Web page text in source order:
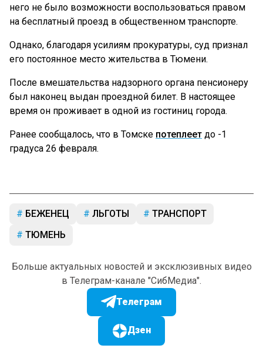
него не было возможности воспользоваться правом
на бесплатный проезд в общественном транспорте.
Однако, благодаря усилиям прокуратуры, суд признал
его постоянное место жительства в Тюмени.
После вмешательства надзорного органа пенсионеру
был наконец выдан проездной билет. В настоящее
время он проживает в одной из гостиниц города.
Ранее сообщалось, что в Томске потеплеет до -1
градуса 26 февраля.
БЕЖЕНЕЦ ЛЬГОТЫ
ТРАНСПОРТ
ТЮМЕНЬ
Больше актуальных новостей и эксклюзивных видео
в Телеграм-канале "СибМедиа".
Телеграм
Дзен